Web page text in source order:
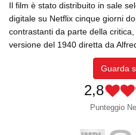
Il film è stato distribuito in sale
digitale su Netflix cinque giorni
contrastanti da parte della
versione del 1940 diretta da
Guarda
2,8
Punteggio